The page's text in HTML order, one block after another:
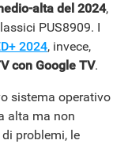
alta del 2024,
PUS8909. I
2024, invece,
con Google TV.
sistema operativo
alta ma non
problemi, le